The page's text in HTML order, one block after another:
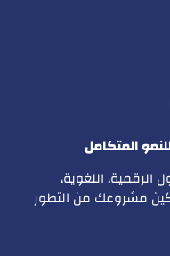
المتكامل
الرقمية، اللغوية،
مشروعك من التطور